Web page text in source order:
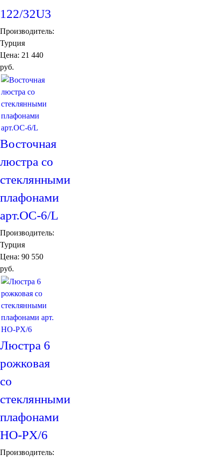
122/32U3
Производитель:
Турция
Цена: 21 440
руб.
Восточная
люстра со
стеклянными
плафонами
арт.ОС-6/L
Производитель:
Турция
Цена: 90 550
руб.
Люстра 6
рожковая
со
стеклянными
плафонами
HO-PX/6
Производитель: